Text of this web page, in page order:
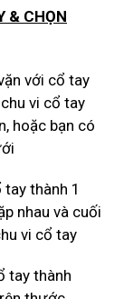
& CHỌN
với cổ tay
vi cổ tay
hoặc bạn có
thành 1
nhau và cuối
vi cổ tay
tay thành